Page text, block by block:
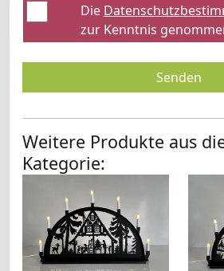
Die
zur Kenntnis
Senden
Weitere Produkte aus
Kategorie: